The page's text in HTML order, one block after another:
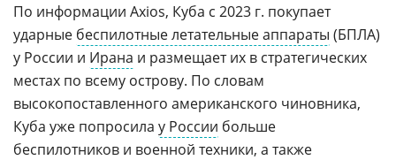
По информации Axios, Куба с 2023 г. покупает
ударные беспилотные летательные аппараты (БПЛА)
у России и Ирана и размещает их в стратегических
местах по всему острову. По словам
высокопоставленного американского чиновника,
Куба уже попросила у России больше
беспилотников и военной техники, а также